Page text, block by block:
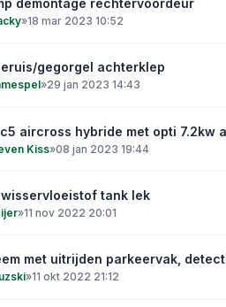
demontage rechtervoordeur
»18 mar 2023 10:52
gegorgel achterklep
»29 jan 2023 14:43
aircross hybride met opti 7.2kw
Kiss»08 jan 2023 19:44
tank lek
»11 nov 2022 20:01
met uitrijden parkeervak,
»11 okt 2022 21:12